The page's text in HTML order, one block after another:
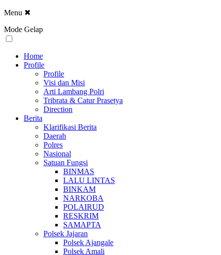
Menu ✖
Mode Gelap
Home
Profile
Profile
Visi dan Misi
Arti Lambang Polri
Tribrata & Catur Prasetya
Direction
Berita
Klarifikasi Berita
Daerah
Polres
Nasional
Satuan Fungsi
BINMAS
LALU LINTAS
BINKAM
NARKOBA
POLAIRUD
RESKRIM
SAMAPTA
Polsek Jajaran
Polsek Ajangale
Polsek Amali